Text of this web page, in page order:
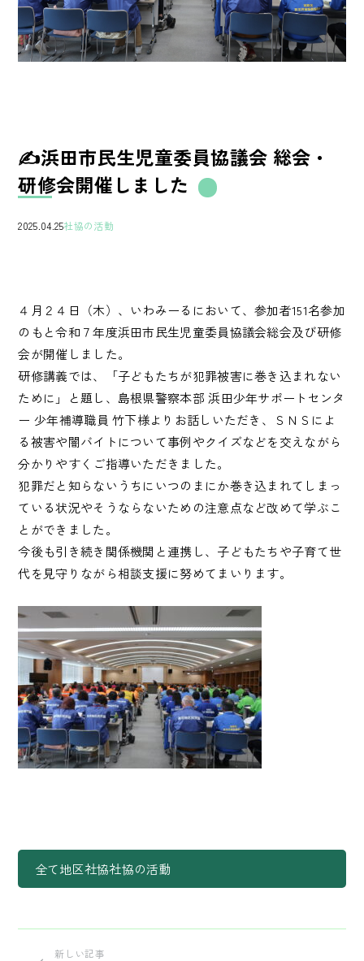
✍浜田市民生児童委員協議会 総会・
研修会開催しました
2025.04.25社協の活動
４月２４日（木）、いわみーるにおいて、参加者151名参加
のもと令和７年度浜田市民生児童委員協議会総会及び研修
会が開催しました。
研修講義では、「子どもたちが犯罪被害に巻き込まれない
ために」と題し、島根県警察本部 浜田少年サポートセンタ
ー 少年補導職員 竹下様よりお話しいただき、ＳＮＳによ
る被害や闇バイトについて事例やクイズなどを交えながら
分かりやすくご指導いただきました。
犯罪だと知らないうちにいつのまにか巻き込まれてしまっ
ている状況やそうならないための注意点など改めて学ぶこ
とができました。
今後も引き続き関係機関と連携し、子どもたちや子育て世
代を見守りながら相談支援に努めてまいります。
全て地区社協社協の活動
新しい記事